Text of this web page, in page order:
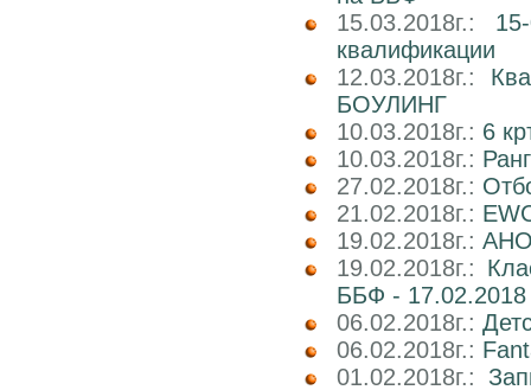
15.03.2018г.:
квалификации
12.03.2018г.:
БОУЛИНГ
10.03.2018г.: 6
10.03.2018г.:
27.02.2018г.:
21.02.2018г.:
19.02.2018г.:
19.02.2018г.:
ББФ - 17.02.2018
06.02.2018г.:
06.02.2018г.:
01.02.2018г.: